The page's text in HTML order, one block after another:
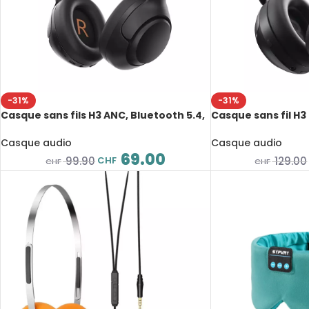
-31%
Casque sans fils H3 ANC, Bluetooth 5.4,
autonomie 60H
Casque audio
CHF99.90 CHF 69.00
-31%
Casque sans fil
audio spatial 3D
Casque audio
CHF129.00